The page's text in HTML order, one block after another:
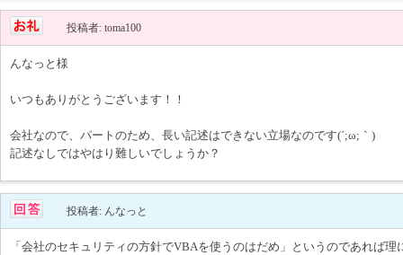
投稿者: toma100
んなっと様
いつもありがとうございます！！
会社なので、パートのため、長い記述はできない立場なのです(´;ω;｀)
記述なしではやはり難しいでしょうか？
投稿者: んなっと
「会社のセキュリティの方針でVBAを使うのはだめ」というのであれば理